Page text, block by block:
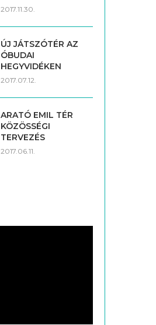
2017.11.30.
ÚJ JÁTSZÓTÉR AZ
ÓBUDAI
HEGYVIDÉKEN
2017.07.12.
ARATÓ EMIL TÉR
KÖZÖSSÉGI
TERVEZÉS
2017.06.11.